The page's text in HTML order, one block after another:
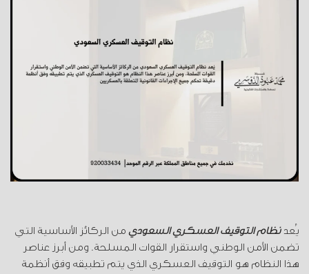
يُعدنظام التوقيف العسكري السعودي من الركائز الأساسية التي
تضمن الأمن الوطني واستقرار القوات المسلحة. ومن أبرز عناصر
هذا النظام هو التوقيف العسكري الذي يتم تطبيقه وفق أنظمة